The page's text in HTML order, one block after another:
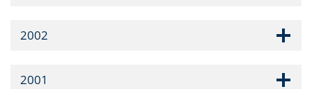
2002
2001